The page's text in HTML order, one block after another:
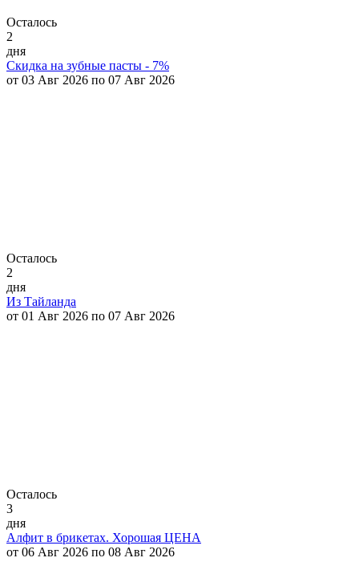
Осталось
2
дня
Скидка на зубные пасты - 7%
от 03 Авг 2026 по 07 Авг 2026
Осталось
2
дня
Из Тайланда
от 01 Авг 2026 по 07 Авг 2026
Осталось
3
дня
Алфит в брикетах. Хорошая ЦЕНА
от 06 Авг 2026 по 08 Авг 2026